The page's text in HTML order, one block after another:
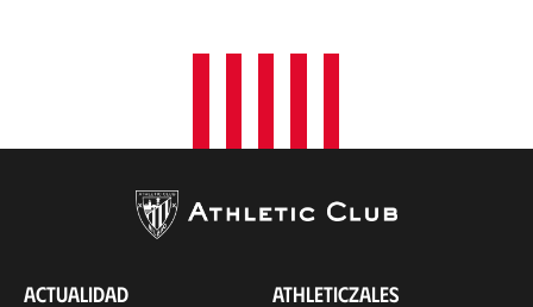
n
ACTUALIDAD ATHLETICZALES